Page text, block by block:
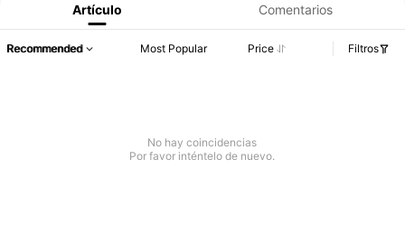
Artículo Comentarios
Recommended Most Popular Price Filtros
No hay coincidencias
Por favor inténtelo de nuevo.